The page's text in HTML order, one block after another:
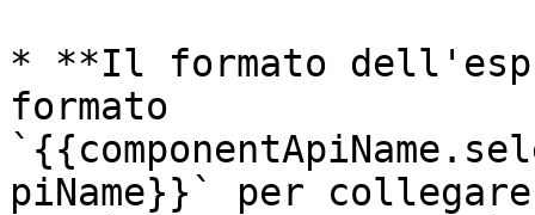
* **Il formato
formato
piName}}` per